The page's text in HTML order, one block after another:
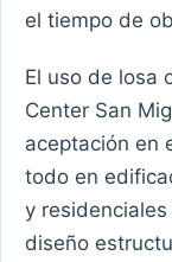
el tiempo de
El uso de losa
Center San
aceptación en
todo en
y
diseño